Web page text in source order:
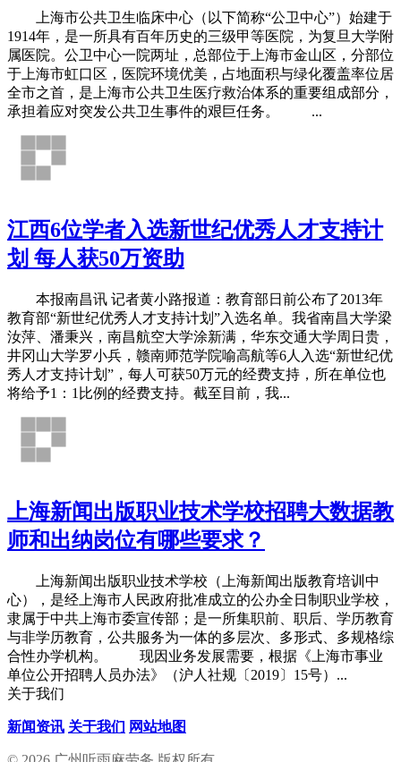
上海市公共卫生临床中心（以下简称“公卫中心”）始建于
1914年，是一所具有百年历史的三级甲等医院，为复旦大学附
属医院。公卫中心一院两址，总部位于上海市金山区，分部位
于上海市虹口区，医院环境优美，占地面积与绿化覆盖率位居
全市之首，是上海市公共卫生医疗救治体系的重要组成部分，
承担着应对突发公共卫生事件的艰巨任务。 ...
江西6位学者入选新世纪优秀人才支持计
划 每人获50万资助
本报南昌讯 记者黄小路报道：教育部日前公布了2013年
教育部“新世纪优秀人才支持计划”入选名单。我省南昌大学梁
汝萍、潘秉兴，南昌航空大学涂新满，华东交通大学周日贵，
井冈山大学罗小兵，赣南师范学院喻高航等6人入选“新世纪优
秀人才支持计划”，每人可获50万元的经费支持，所在单位也
将给予1：1比例的经费支持。截至目前，我...
上海新闻出版职业技术学校招聘大数据教
师和出纳岗位有哪些要求？
上海新闻出版职业技术学校（上海新闻出版教育培训中
心），是经上海市人民政府批准成立的公办全日制职业学校，
隶属于中共上海市委宣传部；是一所集职前、职后、学历教育
与非学历教育，公共服务为一体的多层次、多形式、多规格综
合性办学机构。 现因业务发展需要，根据《上海市事业
单位公开招聘人员办法》（沪人社规〔2019〕15号）...
关于我们
新闻资讯 关于我们 网站地图